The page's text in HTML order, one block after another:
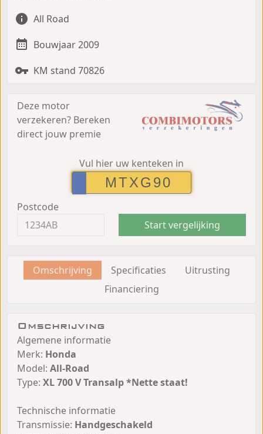
All Road
Bouwjaar 2009
KM stand 70826
Deze motor
verzekeren? Bereken
direct jouw premie
Vul hier uw kenteken in
Postcode
Start vergelijking
Omschrijving Specificaties
Uitrusting
Financiering
Omschrijving
Algemene informatie
Merk: Honda
Model: All-Road
Type: XL 700 V Transalp *Nette staat!
Technische informatie
Transmissie: Handgeschakeld